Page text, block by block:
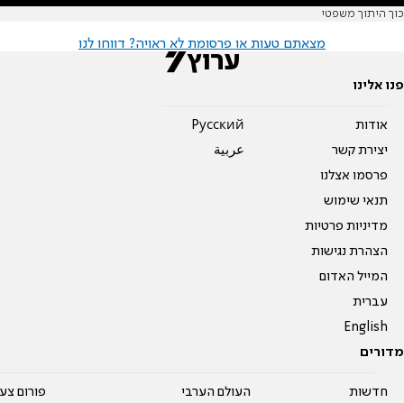
כוך היתוך משפטי
מצאתם טעות או פרסומת לא ראויה? דווחו לנו
פנו אלינו
אודות
יצירת קשר
פרסמו אצלנו
תנאי שימוש
מדיניות פרטיות
הצהרת נגישות
המייל האדום
עברית
English
Pусский
عربية
מדורים
חדשות העולם הערבי פורום